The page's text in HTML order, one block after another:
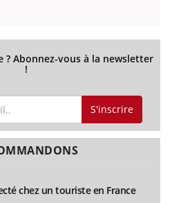
? Abonnez-vous à la newsletter
!
S'inscrire
chez un touriste en France